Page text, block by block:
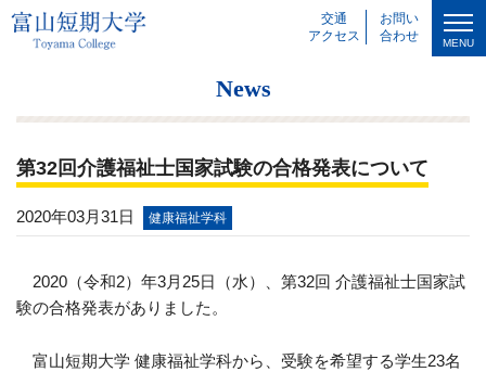
交通
アクセス
お問い
合わせ
MENU
News
第32回介護福祉士国家試験の合格発表について
2020年03月31日 健康福祉学科
2020（令和2）年3月 25日（水）、第32回 介護福祉士国家試
験の合格発表がありました。
富山短期大学 健康福祉学科から、受験を希望する学生23名